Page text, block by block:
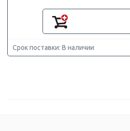
Срок поставки: В наличии